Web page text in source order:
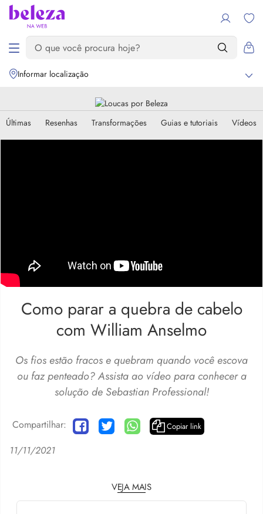
Informar localização
Últimas Resenhas Transformações Guias e tutoriais Vídeos
Como parar a quebra de cabelo
com William Anselmo
Os fios estão fracos e quebram quando você escova
ou faz penteado? Assista ao vídeo para conhecer a
solução de Sebastian Professional!
Compartilhar: Copiar link
11/11/2021
VEJA MAIS